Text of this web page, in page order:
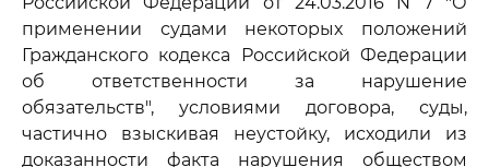
применении судами некоторых положений
Гражданского кодекса Российской Федерации
об ответственности за нарушение
обязательств", условиями договора, суды,
частично взыскивая неустойку, исходили из
доказанности факта нарушения обществом